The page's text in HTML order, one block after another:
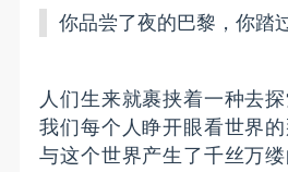
你品尝了夜的巴黎，你踏
人们生来就裹挟着一种去探
我们每个人睁开眼看世界
与这个世界产生了千丝万